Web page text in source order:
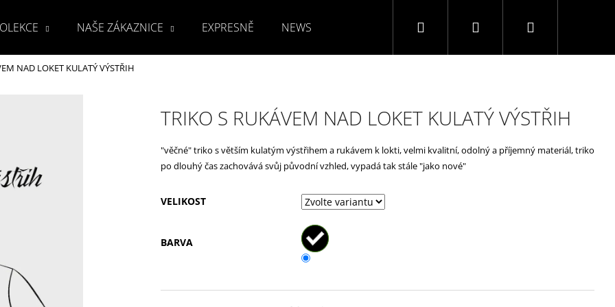
NAŠE ZÁKAZNICE EXPRESNĚ NEWS KONTAKTY NAPIŠTE NÁM
Hledat PřihlášeníNákupní
NAD LOKET KULATÝ VÝSTŘIH
TRIKO S RUKÁVEM NAD LOKET KULATÝ VÝSTŘIH
"věčné" triko s větším kulatým výstřihem a rukávem k lokti, velmi kvalitní, odolný a příjemný materiál, triko
po dlouhý čas zachovává svůj původní vzhled, vypadá tak stále "jako nové"
VELIKOST
BARVA
Co potřebujete najít?
Doporučujeme